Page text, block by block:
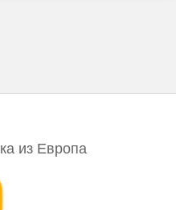
из Европа